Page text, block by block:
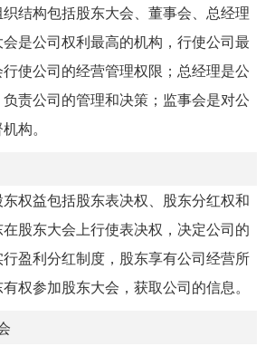
结构包括股东大会、董事会、总经理
是公司权利最高的机构，行使公司最
使公司的经营管理权限；总经理是公
责公司的管理和决策；监事会是对公
构。
权益包括股东表决权、股东分红权和
股东大会上行使表决权，决定公司的
盈利分红制度，股东享有公司经营所
权参加股东大会，获取公司的信息。